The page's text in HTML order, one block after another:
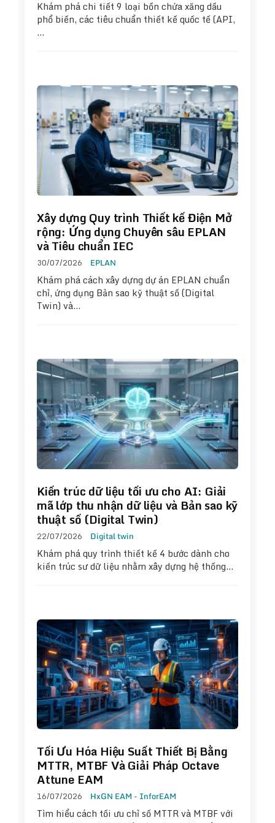
Khám phá chi tiết 9 loại bồn chứa xăng dầu
phổ biến, các tiêu chuẩn thiết kế quốc tế (API,
…
Xây dựng Quy trình Thiết kế Điện Mở
rộng: Ứng dụng Chuyên sâu EPLAN
và Tiêu chuẩn IEC
30/07/2026 EPLAN
Khám phá cách xây dựng dự án EPLAN chuẩn
chỉ, ứng dụng Bản sao kỹ thuật số (Digital
Twin) và…
Kiến trúc dữ liệu tối ưu cho AI: Giải
mã lớp thu nhận dữ liệu và Bản sao kỹ
thuật số (Digital Twin)
22/07/2026 Digital twin
Khám phá quy trình thiết kế 4 bước dành cho
kiến trúc sư dữ liệu nhằm xây dựng hệ thống…
Tối Ưu Hóa Hiệu Suất Thiết Bị Bằng
MTTR, MTBF Và Giải Pháp Octave
Attune EAM
16/07/2026 HxGN EAM - InforEAM
Tìm hiểu cách tối ưu chỉ số MTTR và MTBF với